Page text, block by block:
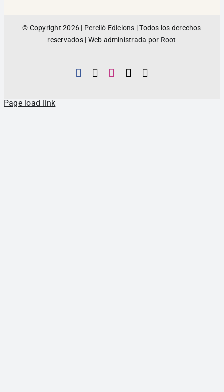
© Copyright 2026 | Perelló Edicions | Todos los derechos
reservados | Web administrada por Root
Page load link